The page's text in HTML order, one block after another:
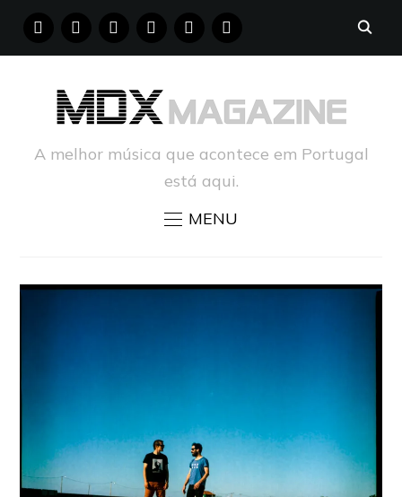
FACEBOOKINSTAGRAM
YOUTUBE PINTERESTTUMBLR
A melhor música que acontece em Portugal
está aqui.
MENU